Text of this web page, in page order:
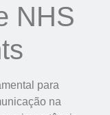
NHS
para
na